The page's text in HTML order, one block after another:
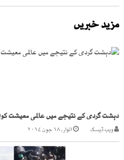
مزید خبریں
دہشت گردی کے نتیجے میں عالمی معیشت کو90ارب ڈالرکا دھچکا
ویب ڈیسک اتوار, ۱۸ جون ۲۰۱۷